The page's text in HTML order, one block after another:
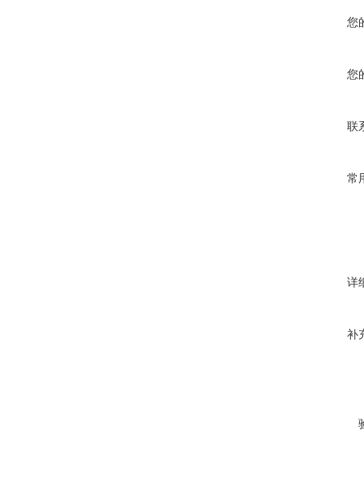
您
您
联
常
详
补